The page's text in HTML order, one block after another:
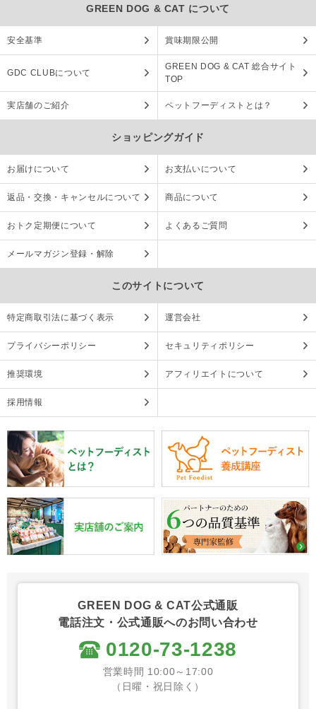
GREEN DOG & CAT について
安全基準 賞味期限公開
GDC CLUBについて
GREEN DOG & CAT 総合サイト
TOP
実店舗のご紹介 ペットフーディストとは？
ショッピングガイド
お届けについて お支払いについて
返品・交換・キャンセルについて 商品について
おトク定期便について よくあるご質問
メールマガジン登録・解除
このサイトについて
特定商取引法に基づく表示 運営会社
プライバシーポリシー セキュリティポリシー
推奨環境 アフィリエイトについて
採用情報
GREEN DOG & CAT公式通販
電話注文・公式通販へのお問い合わせ
0120-73-1238
営業時間 10:00～17:00
（日曜・祝日除く）